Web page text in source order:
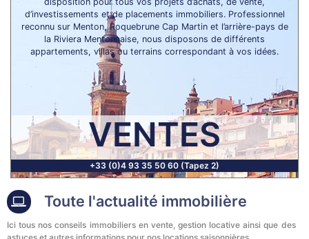
d’investissements et de placements immobiliers. Professionnel
reconnu sur Menton, Roquebrune Cap Martin et l’arrière-pays de
la Riviera Mentonnaise, nous disposons de différents
appartements, villas ou terrains correspondant à vos idées.
VENTES
+33 (0)4 93 35 50 60 (Tapez 2)
Toute l'actualité immobilière
Ici tous nos conseils immobiliers en vente, gestion locative ainsi que des